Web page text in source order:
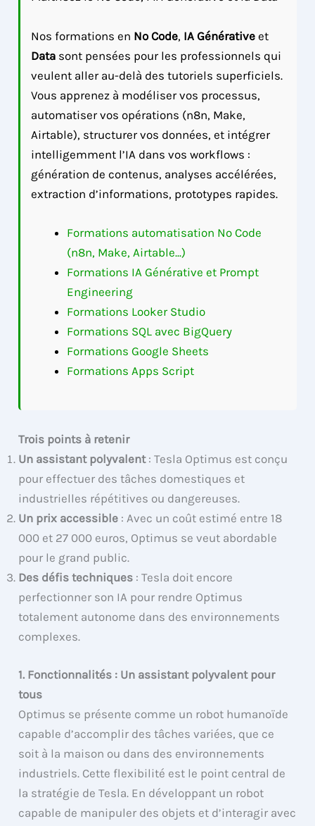
Nos formations en No Code, IA Générative et
Data sont pensées pour les professionnels qui
veulent aller au-delà des tutoriels superficiels.
Vous apprenez à modéliser vos processus,
automatiser vos opérations (n8n, Make,
Airtable), structurer vos données, et intégrer
intelligemment l’IA dans vos workflows :
génération de contenus, analyses accélérées,
extraction d’informations, prototypes rapides.
Formations automatisation No Code
(n8n, Make, Airtable...)
Formations IA Générative et Prompt
Engineering
Formations Looker Studio
Formations SQL avec BigQuery
Formations Google Sheets
Formations Apps Script
Trois points à retenir
Un assistant polyvalent: Tesla Optimus est conçu
pour effectuer des tâches domestiques et
industrielles répétitives ou dangereuses.
Un prix accessible : Avec un coût estimé entre 18
000 et 27 000 euros, Optimus se veut abordable
pour le grand public.
Des défis techniques : Tesla doit encore
perfectionner son IA pour rendre Optimus
totalement autonome dans des environnements
complexes.
1. Fonctionnalités : Un assistant polyvalent pour
tous
Optimus se présente comme un robot humanoïde
capable d’accomplir des tâches variées, que ce
soit à la maison ou dans des environnements
industriels. Cette flexibilité est le point central de
la stratégie de Tesla. En développant un robot
capable de manipuler des objets et d’interagir avec